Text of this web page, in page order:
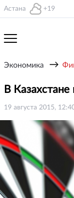
Астана +19
Экономика →
В
19 августа 2015,